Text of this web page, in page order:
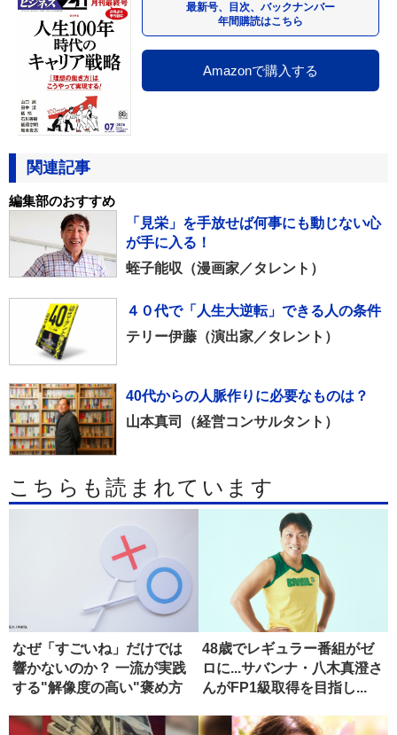
最新号、目次、バックナンバー
年間購読はこちら
Amazonで購入する
関連記事
編集部のおすすめ
「見栄」を手放せば何事にも動じない心
が手に入る！
蛭子能収（漫画家／タレント）
４０代で「人生大逆転」できる人の条件
テリー伊藤（演出家／タレント）
40代からの人脈作りに必要なものは？
山本真司（経営コンサルタント）
こちらも読まれています
なぜ「すごいね」だけでは
響かないのか？ 一流が実践
する"解像度の高い"褒め方
48歳でレギュラー番組がゼ
ロに...サバンナ・八木真澄さ
んがFP1級取得を目指し...